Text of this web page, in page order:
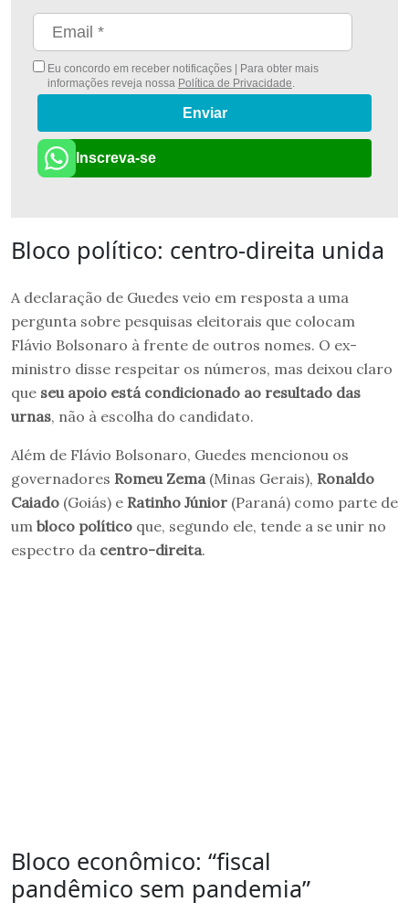
Eu concordo em receber notificações | Para obter mais
informações reveja nossa Política de Privacidade.
Enviar
Inscreva-se
Bloco político: centro-direita unida
A declaração de Guedes veio em resposta a uma
pergunta sobre pesquisas eleitorais que colocam
Flávio Bolsonaro à frente de outros nomes. O ex-
ministro disse respeitar os números, mas deixou claro
que seu apoio está condicionado ao resultado das
urnas, não à escolha do candidato.
Além de Flávio Bolsonaro, Guedes mencionou os
governadores Romeu Zema (Minas Gerais), Ronaldo
Caiado (Goiás) e Ratinho Júnior (Paraná) como parte de
um bloco político que, segundo ele, tende a se unir no
espectro da centro-direita.
Bloco econômico: “fiscal
pandêmico sem pandemia”